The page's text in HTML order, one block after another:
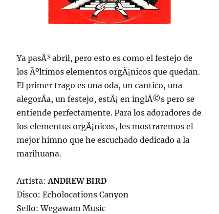
Ya pasÃ³ abril, pero esto es como el festejo de
los Ãºltimos elementos orgÃ¡nicos que quedan.
El primer trago es una oda, un cantico, una
alegorÃ­a, un festejo, estÃ¡ en inglÃ©s pero se
entiende perfectamente. Para los adoradores de
los elementos orgÃ¡nicos, les mostraremos el
mejor himno que he escuchado dedicado a la
marihuana.
Artista:ANDREW BIRD
Disco: Echolocations Canyon
Sello: Wegawam Music